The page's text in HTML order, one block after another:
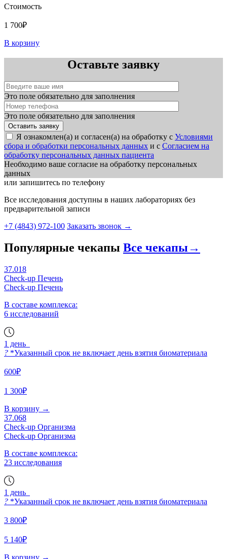
Стоимость
1 700₽
В корзину
Оставьте заявку
Это поле обязательно для заполнения
Это поле обязательно для заполнения
Я ознакомлен(а) и согласен(а) на обработку с Условиями
сбора и обработки персональных данных и с Согласием на
обработку персональных данных пациента
Необходимо ваше согласие на обработку персональных
данных
или запишитесь по телефону
Все исследования доступны в наших лабораториях без
предварительной записи
+7 (4843) 972-100 Заказать звонок →
Популярные чекапы Все чекапы→
37.018
Check-up Печень
Check-up Печень
В составе комплекса:
6 исследований
1 день
? *Указанный срок не включает день взятия биоматериала
600₽
1 300₽
В корзину →
37.068
Check-up Организма
Check-up Организма
В составе комплекса:
23 исследования
1 день
? *Указанный срок не включает день взятия биоматериала
3 800₽
5 140₽